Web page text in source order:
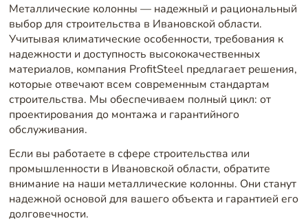
Металлические колонны — надежный и рациональный
выбор для строительства в Ивановской области.
Учитывая климатические особенности, требования к
надежности и доступность высококачественных
материалов, компания ProfitSteel предлагает решения,
которые отвечают всем современным стандартам
строительства. Мы обеспечиваем полный цикл: от
проектирования до монтажа и гарантийного
обслуживания.
Если вы работаете в сфере строительства или
промышленности в Ивановской области, обратите
внимание на наши металлические колонны. Они станут
надежной основой для вашего объекта и гарантией его
долговечности.